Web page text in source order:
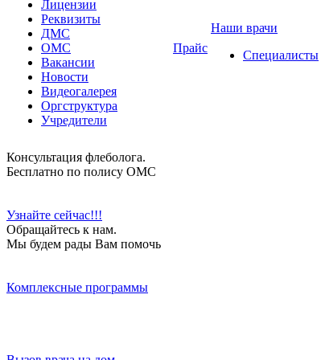
Лицензии
Реквизиты
ДМС
ОМС
Вакансии
Новости
Видеогалерея
Оргструктура
Учредители
Прайс
Наши врачи
Специалисты
Консультация флеболога.
Бесплатно по полису ОМС
Узнайте сейчас!!!
Обращайтесь к нам.
Мы будем рады Вам помочь
Комплексные программы